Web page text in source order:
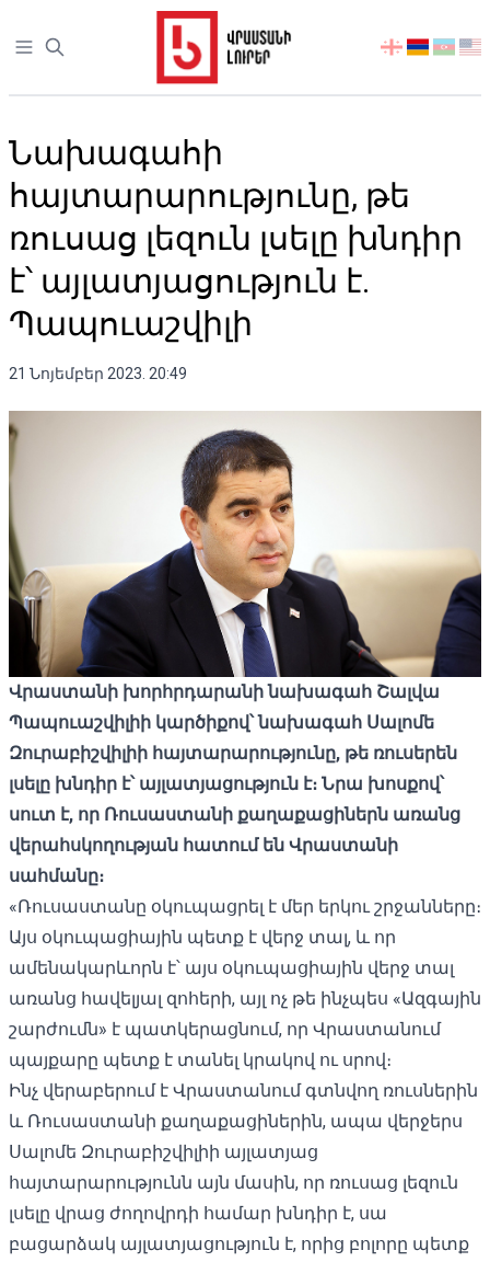
Open sidebar
აირჩიეთ
Նախագահի
հայտարարությունը, թե
ռուսաց լեզուն լսելը խնդիր
է՝ այլատյացություն է.
Պապուաշվիլի
21 Նոյեմբեր 2023. 20:49
Վրաստանի խորհրդարանի նախագահ Շալվա
Պապուաշվիլիի կարծիքով՝ նախագահ Սալոմե
Զուրաբիշվիլիի հայտարարությունը, թե ռուսերեն
լսելը խնդիր է՝ այլատյացություն է։ Նրա խոսքով՝
սուտ է, որ Ռուսաստանի քաղաքացիներն առանց
վերահսկողության հատում են Վրաստանի
սահմանը։
«Ռուսաստանը օկուպացրել է մեր երկու շրջանները։
Այս օկուպացիային պետք է վերջ տալ, և որ
ամենակարևորն է՝ այս օկուպացիային վերջ տալ
առանց հավելյալ զոհերի, այլ ոչ թե ինչպես «Ազգային
շարժումն» է պատկերացնում, որ Վրաստանում
պայքարը պետք է տանել կրակով ու սրով։
Ինչ վերաբերում է Վրաստանում գտնվող ռուսներին
և Ռուսաստանի քաղաքացիներին, ապա վերջերս
Սալոմե Զուրաբիշվիլիի այլատյաց
հայտարարությունն այն մասին, որ ռուսաց լեզուն
լսելը վրաց ժողովրդի համար խնդիր է, սա
բացարձակ այլատյացություն է, որից բոլորը պետք